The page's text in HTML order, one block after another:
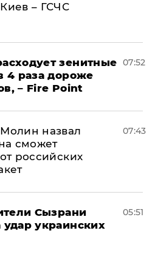
– ГСЧС
зенитные
4 раза дороже
– Fire Point
07:52
назвал
сможет
российских
07:43
Сызрани
удар украинских
05:51